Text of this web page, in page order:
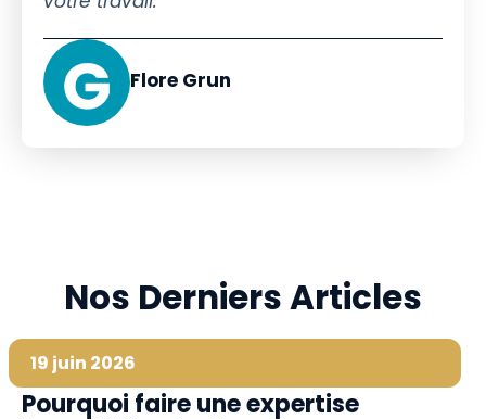
Flore Grun
Nos Derniers Articles
19 juin 2026
Pourquoi faire une expertise